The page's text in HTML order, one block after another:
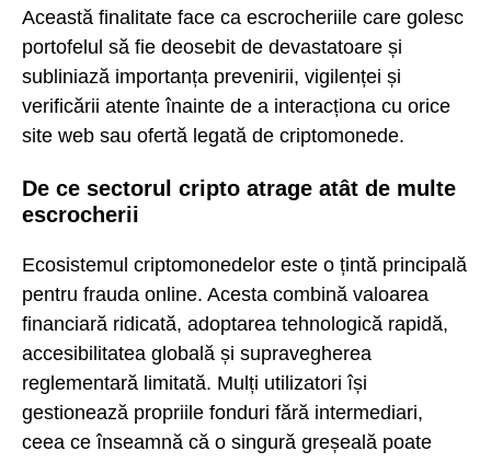
Această finalitate face ca escrocheriile care golesc
portofelul să fie deosebit de devastatoare și
subliniază importanța prevenirii, vigilenței și
verificării atente înainte de a interacționa cu orice
site web sau ofertă legată de criptomonede.
De ce sectorul cripto atrage atât de multe
escrocherii
Ecosistemul criptomonedelor este o țintă principală
pentru frauda online. Acesta combină valoarea
financiară ridicată, adoptarea tehnologică rapidă,
accesibilitatea globală și supravegherea
reglementară limitată. Mulți utilizatori își
gestionează propriile fonduri fără intermediari,
ceea ce înseamnă că o singură greșeală poate